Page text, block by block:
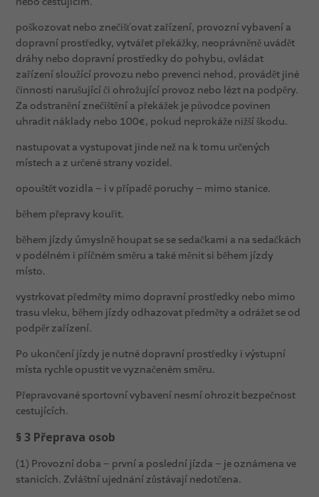
poškozovat nebo znečišťovat zařízení, provozní vybavení a
dopravní prostředky, vytvářet překážky, neoprávněně uvádět
dráhy nebo dopravní prostředky do pohybu, ovládat
zařízení sloužící provozu nebo prevenci nehod, provádět jiné
činnosti narušující či ohrožující provoz nebo lézt na podpěry.
Za odstranění znečištění a překážek je původce povinen
uhradit náklady nebo 100€, pokud neprokáže nižší škodu.
nastupovat a vystupovat jinde než na k tomu určených
místech a z určené strany vozidel.
opouštět vozidla – i v případě poruchy – mimo stanice.
během přepravy kouřit.
během jízdy úmyslně houpat se se sedačkami a na sedačkách
v podélném i příčném směru a také měnit si během jízdy
místo.
vystrkovat předměty mimo dopravní prostředky nebo mimo
trasu vleku, během jízdy odhazovat předměty a odrážet se od
podpěr zařízení.
Po ukončení jízdy je nutné dopravní prostředky i výstupní
místa rychle opustit ve vyznačeném směru.
Přepravované sportovní vybavení nesmí ohrozit bezpečnost
cestujících.
§ 3 Přeprava osob
(1) Provozní doba – první a poslední jízda – je oznámena ve
stanicích. Zvláštní ujednání zůstávají nedotčena.